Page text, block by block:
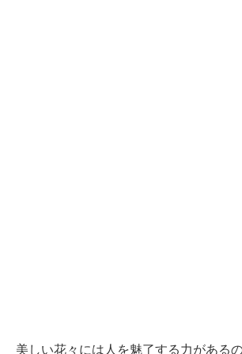
美しい花々には人を魅了する力がある